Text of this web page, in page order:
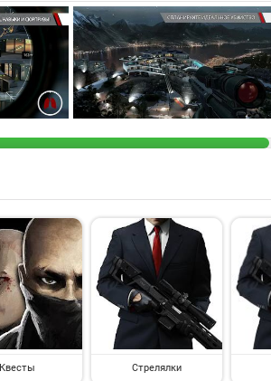
Квесты Стрелялки